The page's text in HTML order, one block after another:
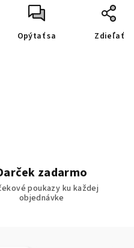
Opýtať sa Zdieľať
zadarmo
poukazy ku každej
objednávke